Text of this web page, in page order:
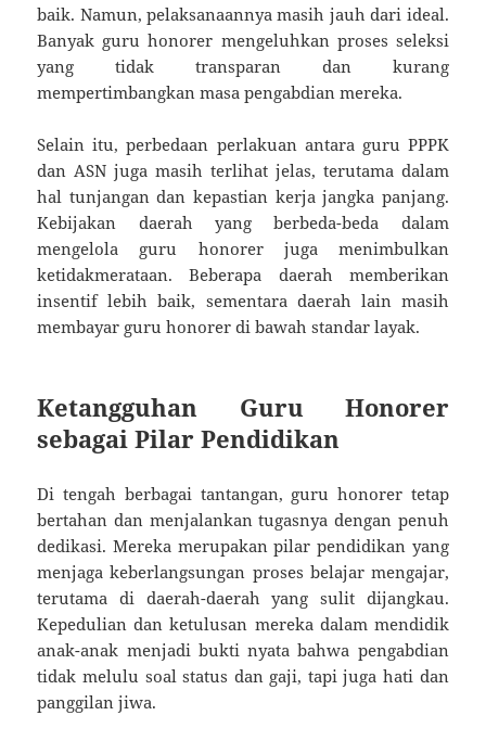
baik. Namun, pelaksanaannya masih jauh dari ideal.
Banyak guru honorer mengeluhkan proses seleksi
yang tidak transparan dan kurang
mempertimbangkan masa pengabdian mereka.
Selain itu, perbedaan perlakuan antara guru PPPK
dan ASN juga masih terlihat jelas, terutama dalam
hal tunjangan dan kepastian kerja jangka panjang.
Kebijakan daerah yang berbeda-beda dalam
mengelola guru honorer juga menimbulkan
ketidakmerataan. Beberapa daerah memberikan
insentif lebih baik, sementara daerah lain masih
membayar guru honorer di bawah standar layak.
Ketangguhan Guru Honorer
sebagai Pilar Pendidikan
Di tengah berbagai tantangan, guru honorer tetap
bertahan dan menjalankan tugasnya dengan penuh
dedikasi. Mereka merupakan pilar pendidikan yang
menjaga keberlangsungan proses belajar mengajar,
terutama di daerah-daerah yang sulit dijangkau.
Kepedulian dan ketulusan mereka dalam mendidik
anak-anak menjadi bukti nyata bahwa pengabdian
tidak melulu soal status dan gaji, tapi juga hati dan
panggilan jiwa.